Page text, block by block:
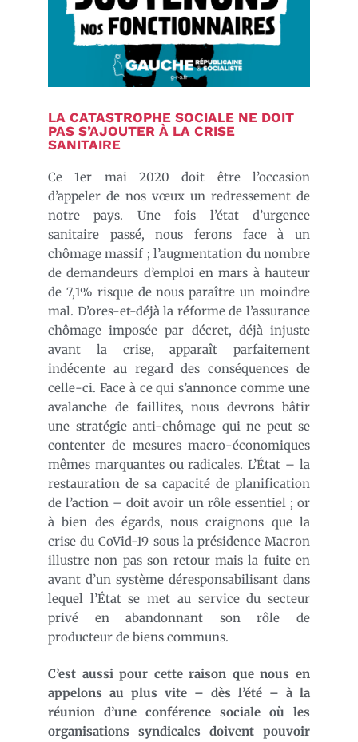
LA CATASTROPHE SOCIALE NE DOIT
PAS S’AJOUTER À LA CRISE
SANITAIRE
Ce 1er mai 2020 doit être l’occasion
d’appeler de nos vœux un redressement de
notre pays. Une fois l’état d’urgence
sanitaire passé, nous ferons face à un
chômage massif ; l’augmentation du nombre
de demandeurs d’emploi en mars à hauteur
de 7,1% risque de nous paraître un moindre
mal. D’ores-et-déjà la réforme de l’assurance
chômage imposée par décret, déjà injuste
avant la crise, apparaît parfaitement
indécente au regard des conséquences de
celle-ci. Face à ce qui s’annonce comme une
avalanche de faillites, nous devrons bâtir
une stratégie anti-chômage qui ne peut se
contenter de mesures macro-économiques
mêmes marquantes ou radicales. L’État – la
restauration de sa capacité de planification
de l’action – doit avoir un rôle essentiel ; or
à bien des égards, nous craignons que la
crise du CoVid-19 sous la présidence Macron
illustre non pas son retour mais la fuite en
avant d’un système déresponsabilisant dans
lequel l’État se met au service du secteur
privé en abandonnant son rôle de
producteur de biens communs.
C’est aussi pour cette raison que nous en
appelons au plus vite – dès l’été – à la
réunion d’une conférence sociale où les
organisations syndicales doivent pouvoir